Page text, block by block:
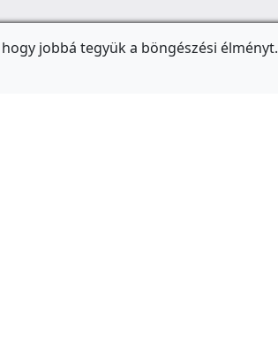
jobbá tegyük a böngészési élményt.